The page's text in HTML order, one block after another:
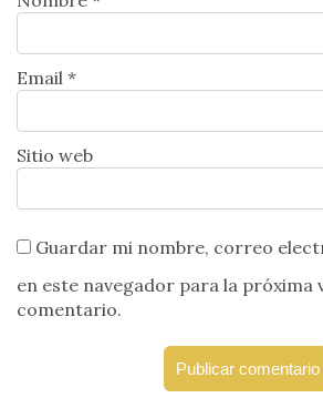
Email *
Sitio web
Guardar mi nombre, correo
en este navegador para la próxima
comentario.